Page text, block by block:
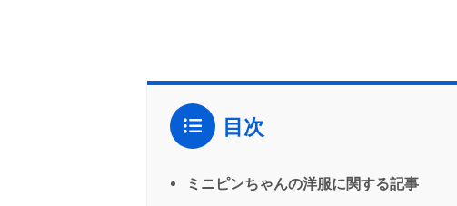
目次
ミニピンちゃんの洋服に関する記事